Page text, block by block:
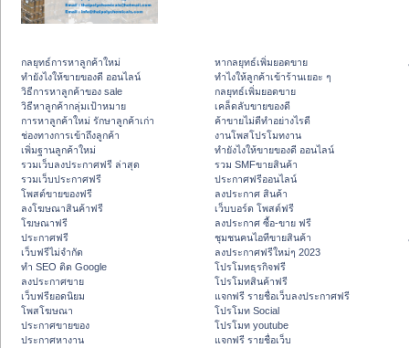
กลยุทธ์การหาลูกค้าใหม่
ทํายังไงให้ขายของดี ออนไลน์
วิธีการหาลูกค้าของ sale
วิธีหาลูกค้ากลุ่มเป้าหมาย
การหาลูกค้าใหม่ รักษาลูกค้าเก่า
ช่องทางการเข้าถึงลูกค้า
เพิ่มฐานลูกค้าใหม่
รวมเว็บลงประกาศฟรี ล่าสุด
รวมเว็บประกาศฟรี
โพสต์ขายของฟรี
ลงโฆษณาสินค้าฟรี
โฆษณาฟรี
ประกาศฟรี
เว็บฟรีไม่จำกัด
ทำ SEO ติด Google
ลงประกาศขาย
เว็บฟรียอดนิยม
โพสโฆษณา
ประกาศขายของ
ประกาศหางาน
หากลยุทธ์เพิ่มยอดขาย
ทําไงให้ลูกค้าเข้าร้านเยอะ ๆ
กลยุทธ์เพิ่มยอดขาย
เคล็ดลับขายของดี
ค้าขายไม่ดีทำอย่างไรดี
งานโพสโปรโมทงาน
ทํายังไงให้ขายของดี ออนไลน์
รวม SMFขายสินค้า
ประกาศฟรีออนไลน์
ลงประกาศ สินค้า
เว็บบอร์ด โพสต์ฟรี
ลงประกาศ ซื้อ-ขาย ฟรี
ชุมชนคนไอทีขายสินค้า
ลงประกาศฟรีใหม่ๆ 2023
โปรโมทธุรกิจฟรี
โปรโมทสินค้าฟรี
แจกฟรี รายชื่อเว็บลงประกาศฟรี
โปรโมท Social
โปรโมท youtube
แจกฟรี รายชื่อเว็บ